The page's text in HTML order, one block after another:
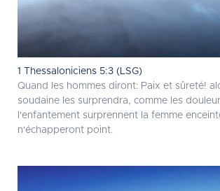
1 Thessaloniciens 5:3 (LSG)
Quand les hommes diront: Paix et sûreté!
soudaine les surprendra, comme les
l'enfantement surprennent la femme
n'échapperont point.